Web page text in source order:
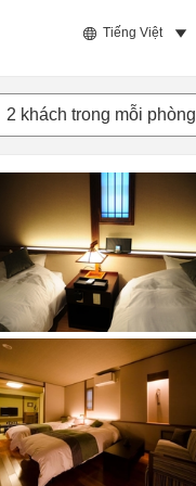
Tiếng Việt
2 khách trong mỗi phòng